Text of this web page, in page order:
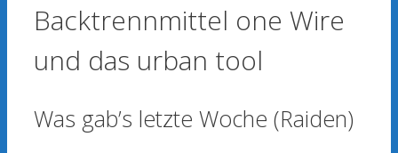
Backtrennmittel one Wire
und das urban tool
Was gab’s letzte Woche (Raiden)